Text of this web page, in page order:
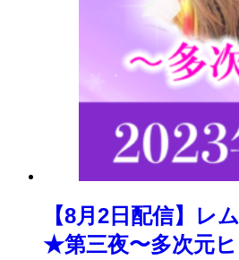
【8月2日配信】レ
★第三夜〜多次元